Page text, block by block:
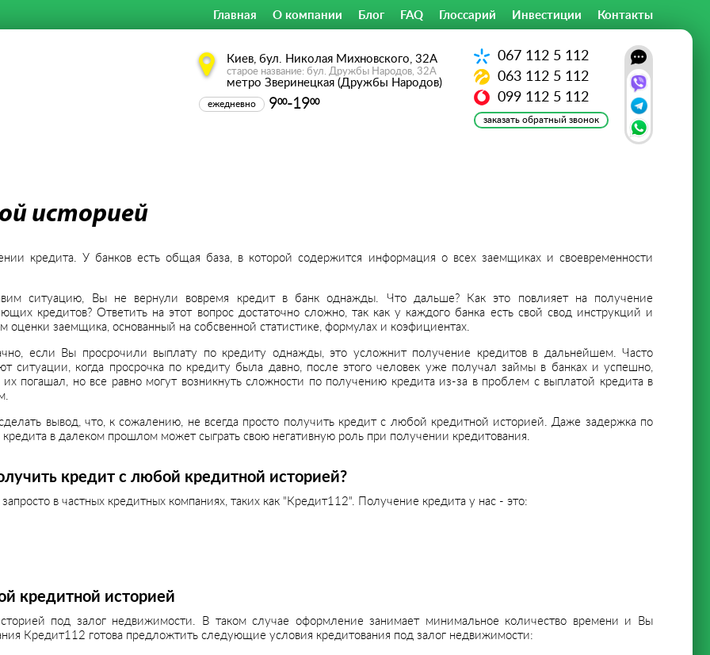
Главная О компании Блог FAQ Глоссарий Инвестиции Контакты
Киев, бул. Николая Михновского, 32А
старое название: бул. Дружбы Народов, 32А
метро Зверинецкая (Дружбы Народов)
ежедневно 900-1900
067 112 5 112
063 112 5 112
099 112 5 112
заказать обратный звонок
историей
кредита. У банков есть общая база, в которой содержится информация о всех заемщиках и своевременности
ситуацию, Вы не вернули вовремя кредит в банк однажды. Что дальше? Как это повлияет на получение
кредитов? Ответить на этот вопрос достаточно сложно, так как у каждого банка есть свой свод инструкций и
оценки заемщика, основанный на собсвенной статистике, формулах и коэфициентах.
если Вы просрочили выплату по кредиту однажды, это усложнит получение кредитов в дальнейшем. Часто
ситуации, когда просрочка по кредиту была давно, после этого человек уже получал займы в банках и успешно,
их погашал, но все равно могут возникнуть сложности по получению кредита из-за в проблем с выплатой кредита в
вывод, что, к сожалению, не всегда просто получить кредит с любой кредитной историей. Даже задержка по
кредита в далеком прошлом может сыграть свою негативную роль при получении кредитования.
кредит с любой кредитной историей?
в частных кредитных компаниях, таких как "Кредит112". Получение кредита у нас - это:
кредитной историей
под залог недвижимости. В таком случае оформление занимает минимальное количество времени и Вы
Кредит112 готова предложтить следующие условия кредитования под залог недвижимости: